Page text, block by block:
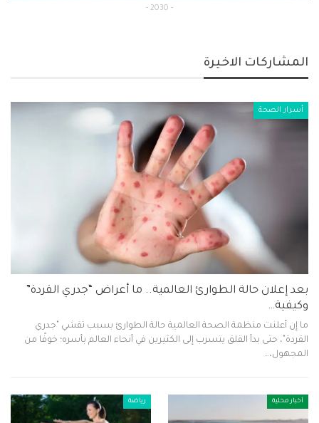
- 2030 -
المشاركات الاخيرة
أسرار الصحة
بعد إعلان حالة الطوارئ العالمية.. ما أعراض “جدري القردة”
وكيفية…
ما إن أعلنت منظمة الصحة العالمية حالة الطوارئ بسبب تفشي "جدري
القردة"، حتى بدأ القلق يتسرب إلى الكثيرين في أنحاء العالم بأسره؛ خوفًا من
المجهول،…
أخبار محلية رياضة